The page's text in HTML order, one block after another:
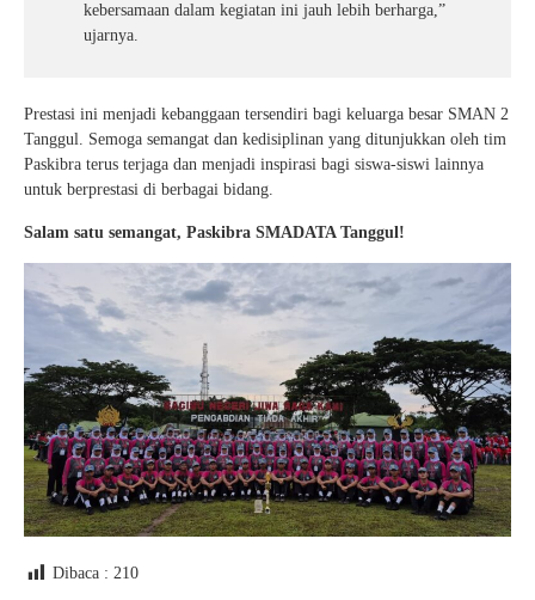
kebersamaan dalam kegiatan ini jauh lebih berharga,”
ujarnya.
Prestasi ini menjadi kebanggaan tersendiri bagi keluarga besar SMAN 2
Tanggul. Semoga semangat dan kedisiplinan yang ditunjukkan oleh tim
Paskibra terus terjaga dan menjadi inspirasi bagi siswa-siswi lainnya
untuk berprestasi di berbagai bidang.
Salam satu semangat, Paskibra SMADATA Tanggul!
Dibaca : 210